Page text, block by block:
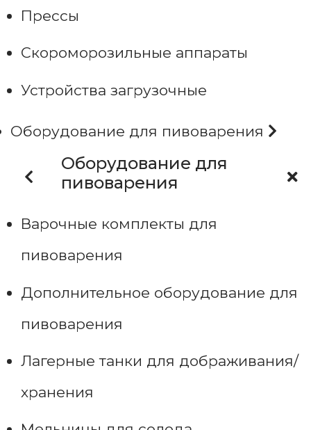
Прессы
Скороморозильные аппараты
Устройства загрузочные
Оборудование для пивоварения
Оборудование для
пивоварения
Варочные комплекты для
пивоварения
Дополнительное оборудование для
пивоварения
Лагерные танки для дображивания/
хранения